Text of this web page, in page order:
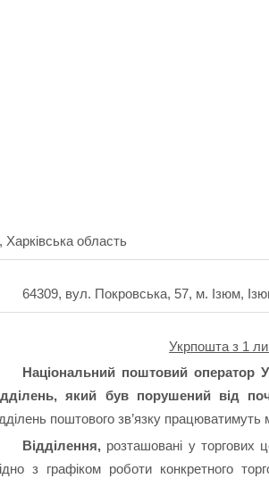
Харківська область
64309, вул. Покровська, 57, м. Ізюм,
Укрпошта з 1
Національний поштовий оператор
який був порушений від
поштового зв’язку
Відділення,розташовані у торгових
з графіком роботи конкретного